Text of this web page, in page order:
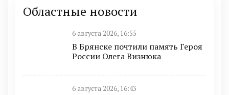
Областные новости
6 августа 2026, 16:55
В Брянске почтили память Героя
России Олега Визнюка
6 августа 2026, 16:43